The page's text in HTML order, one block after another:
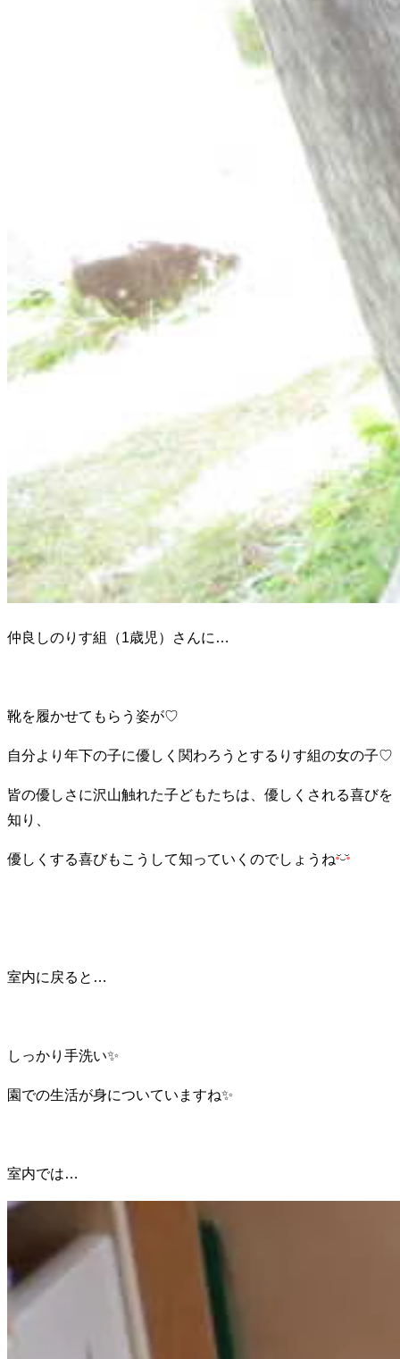
仲良しのりす組（1歳児）さんに…
靴を履かせてもらう姿が♡
自分より年下の子に優しく関わろうとするりす組の女の子♡
皆の優しさに沢山触れた子どもたちは、優しくされる喜びを
知り、
優しくする喜びもこうして知っていくのでしょうね
室内に戻ると…
しっかり手洗い✨
園での生活が身についていますね✨
室内では…